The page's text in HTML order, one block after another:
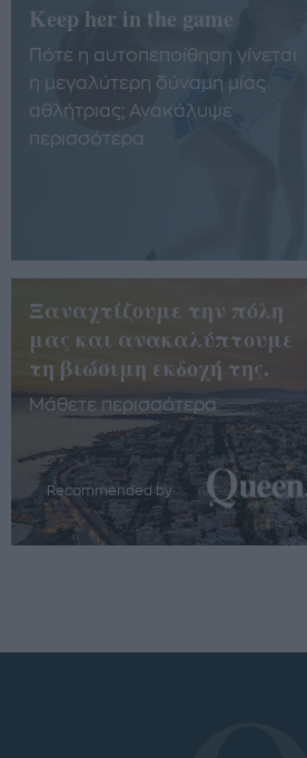
Keep her in the game
Πότε η αυτοπεποίθηση γίνεται
η μεγαλύτερη δύναμη μίας
αθλήτριας; Ανακάλυψε
περισσότερα
Ξαναχτίζουμε την πόλη
μας και ανακαλύπτουμε
τη βιώσιμη εκδοχή της.
Μάθετε περισσότερα
Recommended by